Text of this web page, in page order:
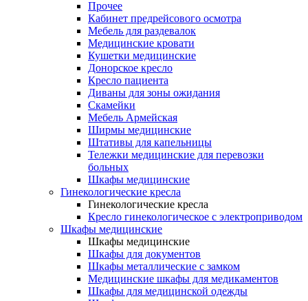
Прочее
Кабинет предрейсового осмотра
Мебель для раздевалок
Медицинские кровати
Кушетки медицинские
Донорское кресло
Кресло пациента
Диваны для зоны ожидания
Скамейки
Мебель Армейская
Ширмы медицинские
Штативы для капельницы
Тележки медицинские для перевозки
больных
Шкафы медицинские
Гинекологические кресла
Гинекологические кресла
Кресло гинекологическое с электроприводом
Шкафы медицинские
Шкафы медицинские
Шкафы для документов
Шкафы металлические с замком
Медицинские шкафы для медикаментов
Шкафы для медицинской одежды